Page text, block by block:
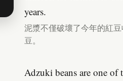
years.
泥漿不僅破壞了今年的紅
豆。
Adzuki beans are one of